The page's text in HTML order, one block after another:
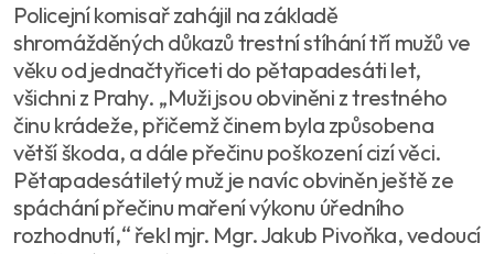
Policejní komisař zahájil na základě
shromážděných důkazů trestní stíhání tří mužů ve
věku od jednačtyřiceti do pětapadesáti let,
všichni z Prahy. „Muži jsou obviněni z trestného
činu krádeže, přičemž činem byla způsobena
větší škoda, a dále přečinu poškození cizí věci.
Pětapadesátiletý muž je navíc obviněn ještě ze
spáchání přečinu maření výkonu úředního
rozhodnutí,“ řekl mjr. Mgr. Jakub Pivoňka, vedoucí